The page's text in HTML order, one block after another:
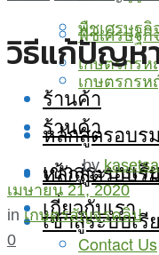
พืชเศรษฐกิ
เกษตรกรห
ร้านค้า
หลักสูตรอบร
เข้าสู่ระบบเ
พืชเศรษฐกิ
เกษตรกร
ร้านค้า
หลักสูตรอบรม
เข้าสู่ระบบเ
เกี่ยวกับเรา
Contact Us
วิธีแก้ปัญห
by
เมษายน 21, 2020
in เกษตรสัญจรคลิป
0